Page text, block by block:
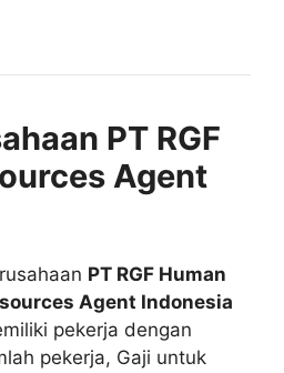
PT RGF
Agent
PT RGF Human
Agent Indonesia
pekerja dengan
pekerja, Gaji untuk